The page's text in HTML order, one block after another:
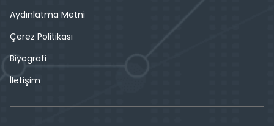
Aydınlatma Metni
Çerez Politikası
Biyografi
İletişim